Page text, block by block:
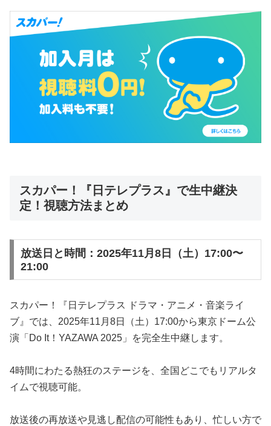
スカパー！『日テレプラス』で生中継決
定！視聴方法まとめ
放送日と時間：2025年11月8日（土）17:00〜
21:00
スカパー！『日テレプラス ドラマ・アニメ・音楽ライ
ブ』では、2025年11月8日（土）17:00から東京ドーム公
演「Do It！YAZAWA 2025」を完全生中継します。
4時間にわたる熱狂のステージを、全国どこでもリアルタ
イムで視聴可能。
放送後の再放送や見逃し配信の可能性もあり、忙しい方で